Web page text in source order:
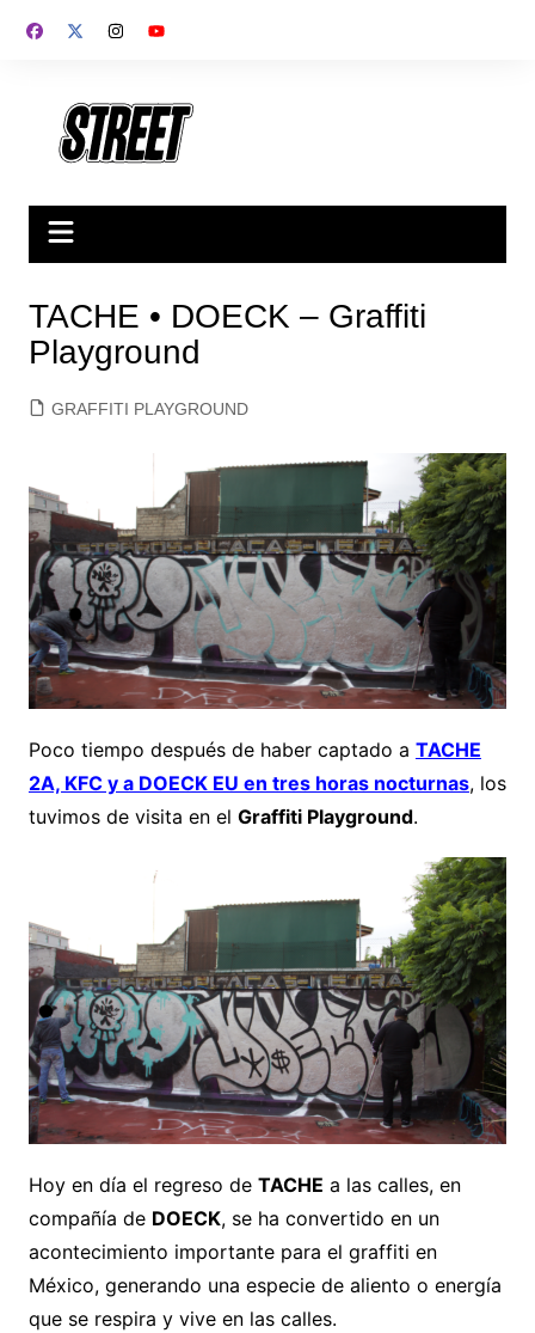
TACHE • DOECK – Graffiti
Playground
GRAFFITI PLAYGROUND
Poco tiempo después de haber captado a TACHE
2A, KFC y a DOECK EU en tres horas nocturnas, los
tuvimos de visita en el Graffiti Playground.
Hoy en día el regreso de TACHE a las calles, en
compañía de DOECK, se ha convertido en un
acontecimiento importante para el graffiti en
México, generando una especie de aliento o energía
que se respira y vive en las calles.